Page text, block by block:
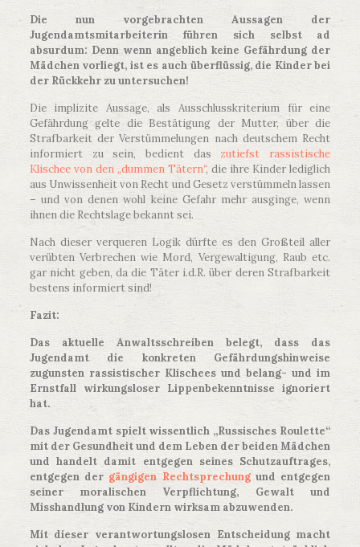
Die nun vorgebrachten Aussagen der
Jugendamtsmitarbeiterin führen sich selbst ad
absurdum: Denn wenn angeblich keine Gefährdung der
Mädchen vorliegt, ist es auch überflüssig, die Kinder bei
der Rückkehr zu untersuchen!
Die implizite Aussage, als Ausschlusskriterium für eine
Gefährdung gelte die Bestätigung der Mutter, über die
Strafbarkeit der Verstümmelungen nach deutschem Recht
informiert zu sein, bedient das zutiefst rassistische
Klischee von den „dummen Tätern“, die ihre Kinder lediglich
aus Unwissenheit von Recht und Gesetz verstümmeln lassen
– und von denen wohl keine Gefahr mehr ausginge, wenn
ihnen die Rechtslage bekannt sei.
Nach dieser verqueren Logik dürfte es den Großteil aller
verübten Verbrechen wie Mord, Vergewaltigung, Raub etc.
gar nicht geben, da die Täter i.d.R. über deren Strafbarkeit
bestens informiert sind!
Fazit:
Das aktuelle Anwaltsschreiben belegt, dass das
Jugendamt die konkreten Gefährdungshinweise
zugunsten rassistischer Klischees und belang- und im
Ernstfall wirkungsloser Lippenbekenntnisse ignoriert
hat.
Das Jugendamt spielt wissentlich „Russisches Roulette“
mit der Gesundheit und dem Leben der beiden Mädchen
und handelt damit entgegen seines Schutzauftrages,
entgegen der gängigen Rechtsprechungund entgegen
seiner moralischen Verpflichtung, Gewalt und
Misshandlung von Kindern wirksam abzuwenden.
Mit dieser verantwortungslosen Entscheidung macht